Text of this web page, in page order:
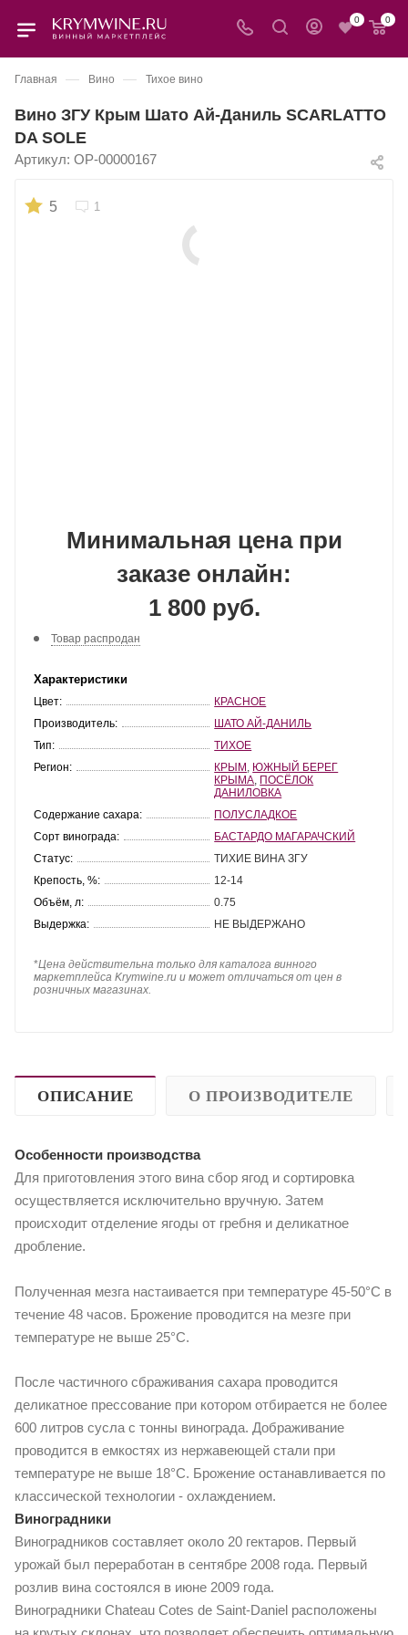
0 0
Главная — Вино — Тихое вино
Вино ЗГУ Крым Шато Ай-Даниль SCARLATTO
DA SOLE
Артикул: OP-00000167
5 1
Минимальная цена при
заказе онлайн:
1 800 руб.
Товар распродан
Характеристики
Цвет:
КРАСНОЕ
Производитель:
ШАТО АЙ-ДАНИЛЬ
Тип:
ТИХОЕ
Регион:
КРЫМ ЮЖНЫЙ БЕРЕГ
КРЫМА ПОСЁЛОК
ДАНИЛОВКА
Содержание сахара:
ПОЛУСЛАДКОЕ
Сорт винограда:
БАСТАРДО МАГАРАЧСКИЙ
Статус:
ТИХИЕ ВИНА ЗГУ
Крепость, %:
12-14
Объём, л:
0.75
Выдержка:
НЕ ВЫДЕРЖАНО
*Цена действительна только для каталога винного
маркетплейса Krymwine.ru и может отличаться от цен в
розничных магазинах.
ОПИСАНИЕ О ПРОИЗВОДИТЕЛЕ
Особенности производства
Для приготовления этого вина сбор ягод и сортировка
осуществляется исключительно вручную. Затем
происходит отделение ягоды от гребня и деликатное
дробление.
Полученная мезга настаивается при температуре 45-50°С в
течение 48 часов. Брожение проводится на мезге при
температуре не выше 25°С.
После частичного сбраживания сахара проводится
деликатное прессование при котором отбирается не более
600 литров сусла с тонны винограда. Дображивание
проводится в емкостях из нержавеющей стали при
температуре не выше 18°С. Брожение останавливается по
классической технологии - охлаждением.
Виноградники
Виноградников составляет около 20 гектаров. Первый
урожай был переработан в сентябре 2008 года. Первый
розлив вина состоялся в июне 2009 года.
Виноградники Chateau Cotes de Saint-Daniel расположены